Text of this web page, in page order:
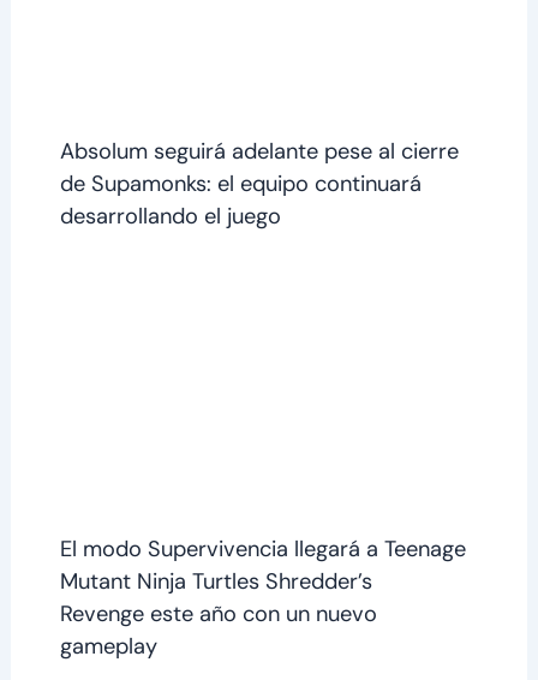
Absolum seguirá adelante pese al cierre
de Supamonks: el equipo continuará
desarrollando el juego
El modo Supervivencia llegará a Teenage
Mutant Ninja Turtles Shredder’s
Revenge este año con un nuevo
gameplay